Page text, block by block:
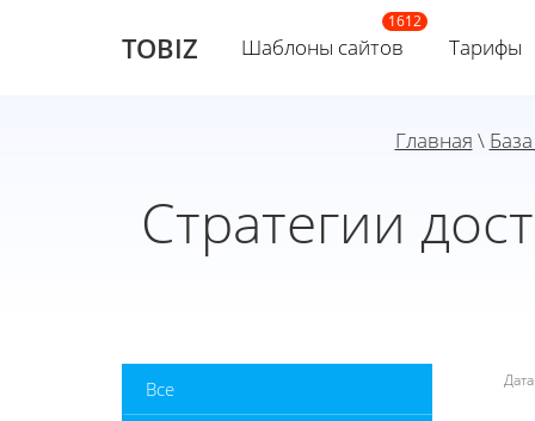
TOBIZ Шаблоны сайтов Тарифы
Главная \
Стратегии
Все